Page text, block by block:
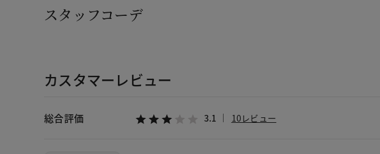
スタッフコーデ
カスタマーレビュー
総合評価 3.1 10レビュー